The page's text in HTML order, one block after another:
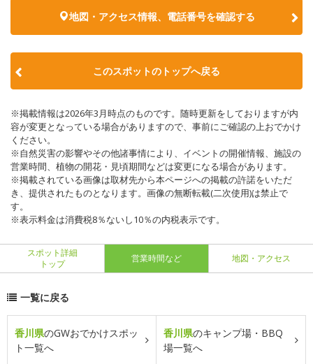
地図・アクセス情報、電話番号を確認する
このスポットのトップへ戻る
※掲載情報は2026年3月時点のものです。随時更新をしておりますが内
容が変更となっている場合がありますので、事前にご確認の上おでかけ
ください。
※自然災害の影響やその他諸事情により、イベントの開催情報、施設の
営業時間、植物の開花・見頃期間などは変更になる場合があります。
※掲載されている画像は取材先から本ページへの掲載の許諾をいただ
き、提供されたものとなります。画像の無断転載(二次使用)は禁止で
す。
※表示料金は消費税8％ないし10％の内税表示です。
スポット詳細
トップ
営業時間など 地図・アクセス
一覧に戻る
香川県のGWおでかけスポッ
ト一覧へ
香川県のキャンプ場・BBQ
場一覧へ